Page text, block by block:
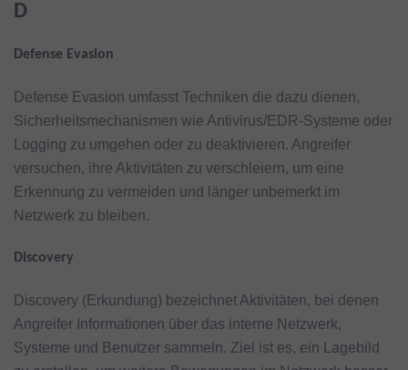
D
Defense Evasion
Defense Evasion umfasst Techniken die dazu dienen,
Sicherheitsmechanismen wie Antivirus/EDR-Systeme oder
Logging zu umgehen oder zu deaktivieren. Angreifer
versuchen, ihre Aktivitäten zu verschleiern, um eine
Erkennung zu vermeiden und länger unbemerkt im
Netzwerk zu bleiben.
Discovery
Discovery (Erkundung) bezeichnet Aktivitäten, bei denen
Angreifer Informationen über das interne Netzwerk,
Systeme und Benutzer sammeln. Ziel ist es, ein Lagebild